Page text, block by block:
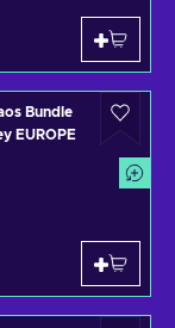
Bundle
EUROPE